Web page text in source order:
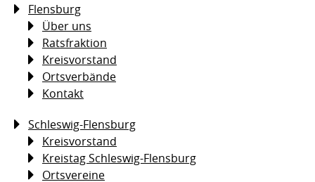
Flensburg
Über uns
Ratsfraktion
Kreisvorstand
Ortsverbände
Kontakt
Schleswig-Flensburg
Kreisvorstand
Kreistag Schleswig-Flensburg
Ortsvereine